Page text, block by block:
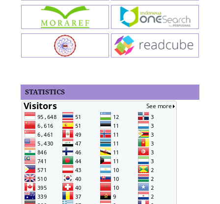
STATISTICS